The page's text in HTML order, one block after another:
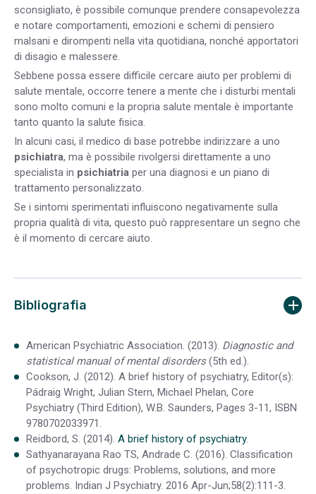
sconsigliato, è possibile comunque prendere consapevolezza
e notare comportamenti, emozioni e schemi di pensiero
malsani e dirompenti nella vita quotidiana, nonché apportatori
di disagio e malessere.
Sebbene possa essere difficile cercare aiuto per problemi di
salute mentale, occorre tenere a mente che i disturbi mentali
sono molto comuni e la propria salute mentale è importante
tanto quanto la salute fisica.
In alcuni casi, il medico di base potrebbe indirizzare a uno
psichiatra, ma è possibile rivolgersi direttamente a uno
specialista in psichiatria per una diagnosi e un piano di
trattamento personalizzato.
Se i sintomi sperimentati influiscono negativamente sulla
propria qualità di vita, questo può rappresentare un segno che
è il momento di cercare aiuto.
Bibliografia
American Psychiatric Association. (2013). Diagnostic and
statistical manual of mental disorders(5th ed.).
Cookson, J. (2012). A brief history of psychiatry, Editor(s):
Pádraig Wright, Julian Stern, Michael Phelan, Core
Psychiatry (Third Edition), W.B. Saunders, Pages 3-11, ISBN
9780702033971.
Reidbord, S. (2014). A brief history of psychiatry.
Sathyanarayana Rao TS, Andrade C. (2016). Classification
of psychotropic drugs: Problems, solutions, and more
problems. Indian J Psychiatry. 2016 Apr-Jun;58(2):111-3.